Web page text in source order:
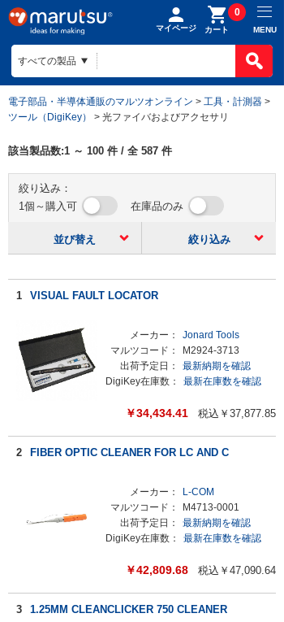
マイページ カート
0
MENU
電子部品・半導体通販のマルツオンライン > 工具・計測器 >
ツール（DigiKey）
> 光ファイバおよびアクセサリ
該当製品数:1 ～ 100 件 / 全 587 件
絞り込み：
1個～購入可
在庫品のみ
並び替え 絞り込み
1 VISUAL FAULT LOCATOR
メーカー：
Jonard Tools
マルツコード：
M2924-3713
出荷予定日：
最新納期を確認
DigiKey在庫数：
最新在庫数を確認
￥34,434.41 税込￥ 37,877.85
2 FIBER OPTIC CLEANER FOR LC AND C
メーカー：
L-COM
マルツコード：
M4713-0001
出荷予定日：
最新納期を確認
DigiKey在庫数：
最新在庫数を確認
￥42,809.68 税込￥ 47,090.64
3 1.25MM CLEANCLICKER 750 CLEANER